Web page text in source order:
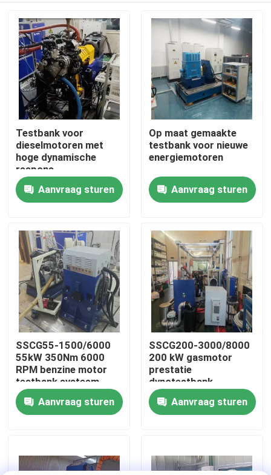
Thuis
Producten
Over Ons
Fabriekstour
Kwaliteitscontrole
Neem contact met ons op
Nieuws
Gevallen
Hoge snelheidsdynamometer
Testbank voor
dieselmotoren met
hoge dynamische
respons
Aanvraag sturen
Op maat gemaakte
testbank voor nieuwe
energiemotoren
Aanvraag sturen
SSCG55-1500/6000
55kW 350Nm 6000
RPM benzine motor
testbank systeem
Aanvraag sturen
SSCG200-3000/8000
200 kW gasmotor
prestatie
dynotestbank
Aanvraag sturen